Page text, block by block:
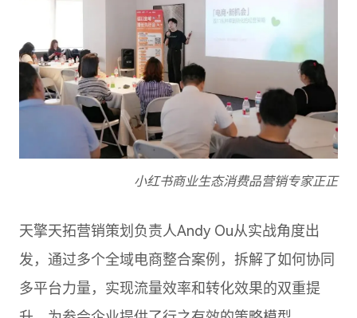
小红书商业生态消费品营销专家正正
天擎天拓营销策划负责人Andy Ou从实战角度出
发，通过多个全域电商整合案例，拆解了如何协同
多平台力量，实现流量效率和转化效果的双重提